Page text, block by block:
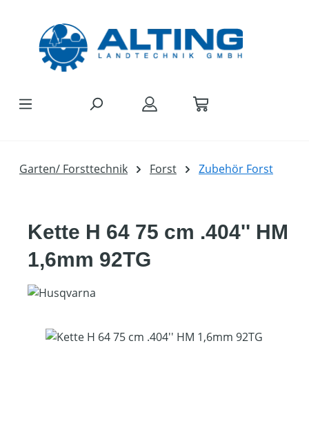
Garten/ Forsttechnik Forst Zubehör Forst
Kette H 64 75 cm .404'' HM
1,6mm 92TG
Bildergalerie überspringen